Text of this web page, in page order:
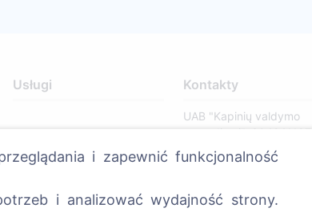
Usługi Kontakty
UAB "Kapinių valdymo
sprendimai", 304241197
+370 612 08926 (I-V
info@cemety.lt
i zapewnić funkcjonalność
i analizować wydajność strony.